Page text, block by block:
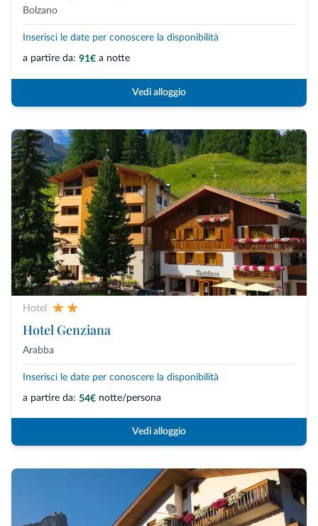
Bolzano
Inserisci le date per conoscere la disponibilità
a partire da: 91€ a notte
Vedi alloggio
Hotel
Hotel Genziana
Arabba
Inserisci le date per conoscere la disponibilità
a partire da: 54€ notte/persona
Vedi alloggio